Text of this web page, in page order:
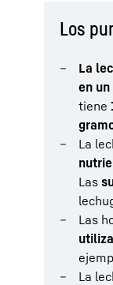
Los
La
en
tiene
La
Las
Las
La